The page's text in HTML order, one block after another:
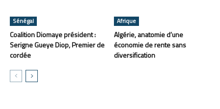
Sénégal
Coalition Diomaye président :
Serigne Gueye Diop, Premier de
cordée
Afrique
Algérie, anatomie d’une
économie de rente sans
diversification